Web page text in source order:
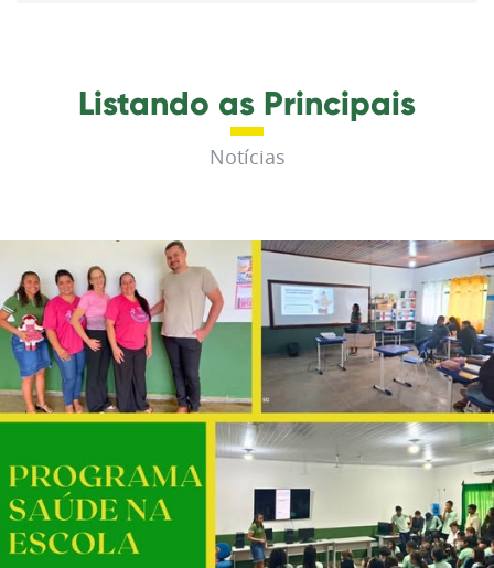
Listando as Principais
Notícias